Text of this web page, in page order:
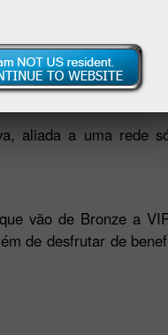
criptomoedas.
casa ou creditada
aliada a uma rede
vão de Bronze a
de desfrutar de